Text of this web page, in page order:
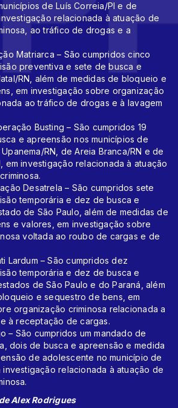
de Luís Correia/PI e de
relacionada à atuação de
ao tráfico de drogas e a
Matriarca – São cumpridos cinco
preventiva e sete de busca e
RN, além de medidas de bloqueio e
em investigação sobre organização
ao tráfico de drogas e à lavagem
Busting – São cumpridos 19
e apreensão nos municípios de
RN, de Areia Branca/RN e de
em investigação relacionada à atuação
Desatrela – São cumpridos sete
temporária e dez de busca e
de São Paulo, além de medidas de
e valores, em investigação sobre
voltada ao roubo de cargas e de
Lardum – São cumpridos dez
temporária e dez de busca e
de São Paulo e do Paraná, além
e sequestro de bens, em
organização criminosa relacionada a
à receptação de cargas.
– São cumpridos um mandado de
dois de busca e apreensão e medida
de adolescente no município de
investigação relacionada à atuação de
Alex Rodrigues